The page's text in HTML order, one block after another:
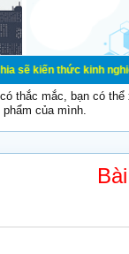
kinh nghiệm
thắc mắc, bạn có
phẩm của mình.